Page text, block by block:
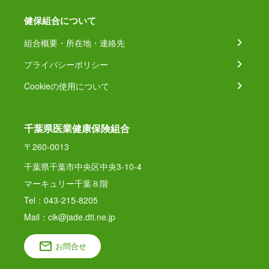
健保組合について
組合概要・所在地・連絡先
プライバシーポリシー
Cookieの使用について
千葉県医業健康保険組合
〒260-0013
千葉県千葉市中央区中央3-10-4
マーキュリー千葉８階
Tel：043-215-8205
Mail：cik@jade.dti.ne.jp
お問合せ